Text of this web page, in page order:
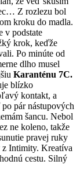
Z rozlezu bol
kroku do madla.
v podstate
krok, keďže
Po minúte od
dlho musel
Karanténu 7C.
blízko
kontakt, a
pár nástupových
šancu. Nebol
ne koleno, takže
pravej ruky
z Intimity. Kreatíva
cestu. Silný